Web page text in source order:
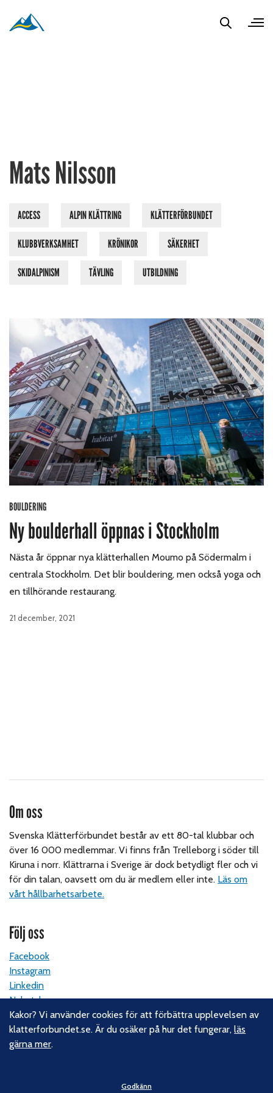
Mats Nilsson
ACCESS ALPIN KLÄTTRING KLÄTTERFÖRBUNDET
KLUBBVERKSAMHET KRÖNIKOR SÄKERHET
SKIDALPINISM TÄVLING UTBILDNING
BOULDERING
Ny boulderhall öppnas i Stockholm
Nästa år öppnar nya klätterhallen Moumo på Södermalm i
centrala Stockholm. Det blir bouldering, men också yoga och
en tillhörande restaurang.
21 december, 2021
Om oss
Svenska Klätterförbundet består av ett 80-tal klubbar och
över 16 000 medlemmar. Vi finns från Trelleborg i söder till
Kiruna i norr. Klättrarna i Sverige är dock betydligt fler och vi
för din talan, oavsett om du är medlem eller inte. Läs om
vårt hållbarhetsarbete.
Följ oss
Facebook
Instagram
Linkedin
Nyhetsbrev
Kontakt
Kakor? Vi använder cookies för att förbättra upplevelsen av
klatterforbundet.se. Är du osäker på hur det fungerar,läs
gärna mer.
Godkänn